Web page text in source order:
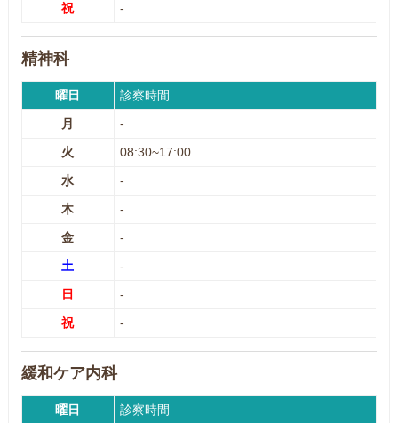
祝
-
精神科
曜日
診察時間
月
-
火
08:30~17:00
水
-
木
-
金
-
土
-
日
-
祝
-
緩和ケア内科
曜日
診察時間